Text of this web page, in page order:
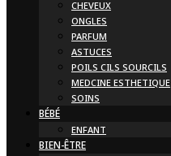
CHEVEUX
ONGLES
PARFUM
ASTUCES
POILS CILS SOURCILS
MEDCINE ESTHETIQUE
SOINS
BÉBÉ
ENFANT
BIEN-ÊTRE